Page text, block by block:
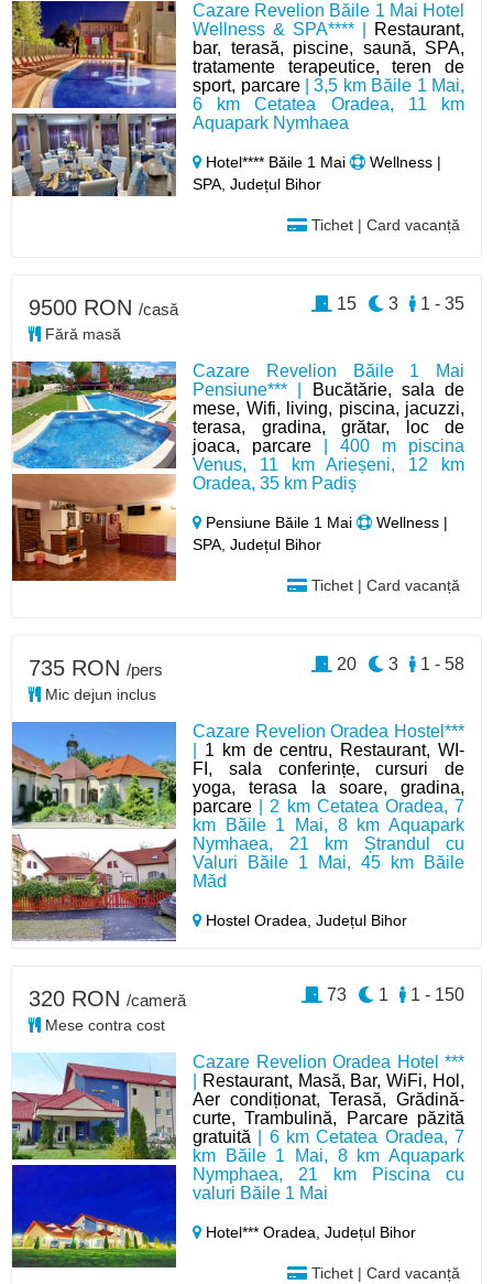
Cazare Revelion Băile 1 Mai Hotel
Wellness & SPA**** |
Restaurant,
bar, terasă, piscine, saună, SPA,
tratamente terapeutice, teren de
sport, parcare| 3,5 km Băile 1 Mai,
6 km Cetatea Oradea, 11 km
Aquapark Nymhaea
Hotel**** Băile 1 Mai
Wellness |
SPA, Județul Bihor
Tichet | Card vacanță
Cazare Revelion Băile 1 Mai
Pensiune*** |
Bucătărie, sala de
mese, Wifi, living, piscina, jacuzzi,
terasa, gradina, grătar, loc de
joaca, parcare | 400 m piscina
Venus, 11 km Arieșeni, 12 km
Oradea, 35 km Padiș
Pensiune Băile 1 Mai
Wellness |
SPA, Județul Bihor
Tichet | Card vacanță
9500 RON /casă
Fără masă
1 - 35
3
15
Cazare Revelion Oradea Hostel***
1 km de centru, Restaurant, WI-
FI, sala conferințe, cursuri de
yoga, terasa la soare, gradina,
parcare | 2 km Cetatea Oradea, 7
km Băile 1 Mai, 8 km Aquapark
Nymhaea, 21 km Ștrandul cu
Valuri Băile 1 Mai, 45 km Băile
Măd
Hostel Oradea,Județul Bihor
735 RON /pers
Mic dejun inclus
1 - 58
3
20
Cazare Revelion Oradea Hotel ***
Restaurant, Masă, Bar, WiFi, Hol,
Aer condiționat, Terasă, Grădină-
curte, Trambulină, Parcare păzită
gratuită | 6 km Cetatea Oradea, 7
km Băile 1 Mai, 8 km Aquapark
Nymphaea, 21 km Piscina cu
valuri Băile 1 Mai
Hotel*** Oradea,Județul Bihor
Tichet | Card vacanță
320 RON /cameră
Mese contra cost
1 - 150
1
73